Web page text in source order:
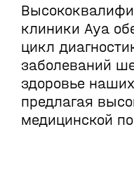
клиники Aya
цикл
заболеваний
здоровье
предлагая
медицинской